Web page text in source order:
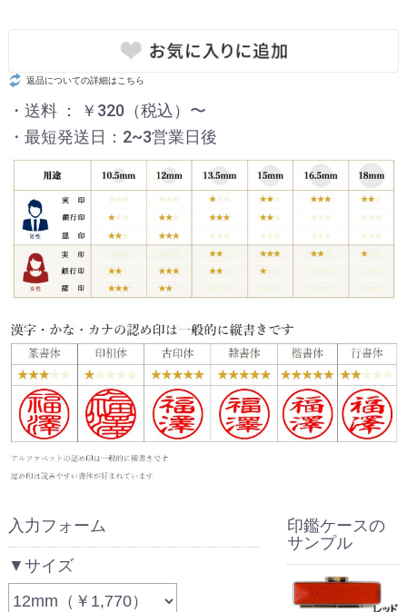
返品についての詳細はこちら
・送料 ： ￥320（税込）〜
・最短発送日：2~3営業日後
入力フォーム
▼サイズ
印鑑ケースの
サンプル